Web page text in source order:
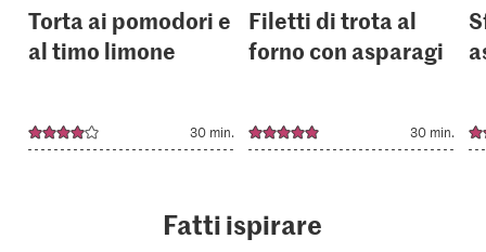
Torta ai pomodori e
al timo limone
30 min.
Filetti di trota al
forno con asparagi
30 min.
Fatti ispirare